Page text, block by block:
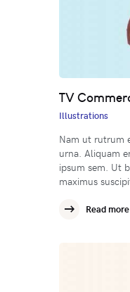
TV
Illustrations
Nam ut rutrum
urna. Aliquam
ipsum sem. Ut
maximus
Read more